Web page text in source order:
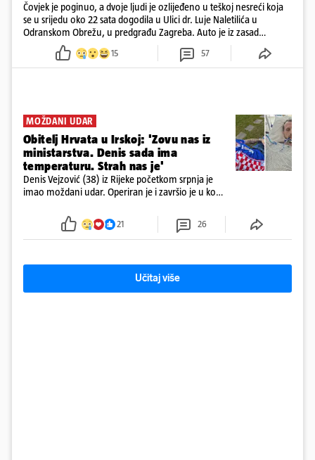
Čovjek je poginuo, a dvoje ljudi je ozlijeđeno u teškoj nesreći koja
se u srijedu oko 22 sata dogodila u Ulici dr. Luje Naletilića u
Odranskom Obrežu, u predgrađu Zagreba. Auto je iz zasad
neutvrđenih razloga sletio s kolnika, a od siline udara vozilo se
prepolovilo.
15 57
MOŽDANI UDAR
Obitelj Hrvata u Irskoj: 'Zovu nas iz
ministarstva. Denis sada ima
temperaturu. Strah nas je'
Denis Vejzović (38) iz Rijeke početkom srpnja je
imao moždani udar. Operiran je i završio je u komi.
tamošnji liječnici ne vjeruju u oporavak: 'Imamo
21 26
Učitaj više